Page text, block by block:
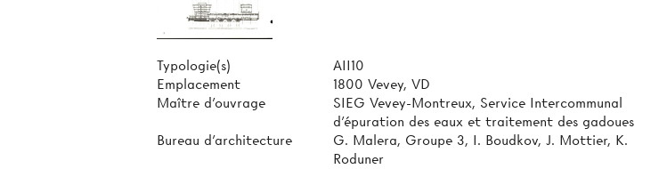
Typologie(s)
AII10
Emplacement
1800 Vevey, VD
Maître d'ouvrage
SIEG Vevey-Montreux, Service Intercommunal
d'épuration des eaux et traitement des gadoues
Bureau d'architecture
G. Malera, Groupe 3, I. Boudkov, J. Mottier, K.
Roduner